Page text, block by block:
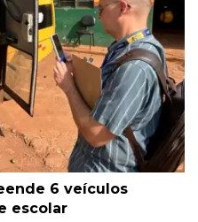
6 veículos
escolar